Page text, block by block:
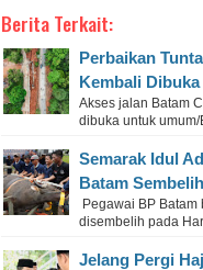
Berita Terkait:
Perbaikan
Kembali
Akses jalan Batam
dibuka untuk umum/
Semarak Idul
Batam
Pegawai BP
disembelih pada
Jelang Pergi